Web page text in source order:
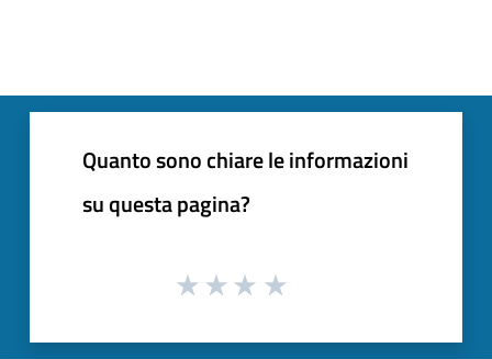
Quanto sono chiare le informazioni
su questa pagina?